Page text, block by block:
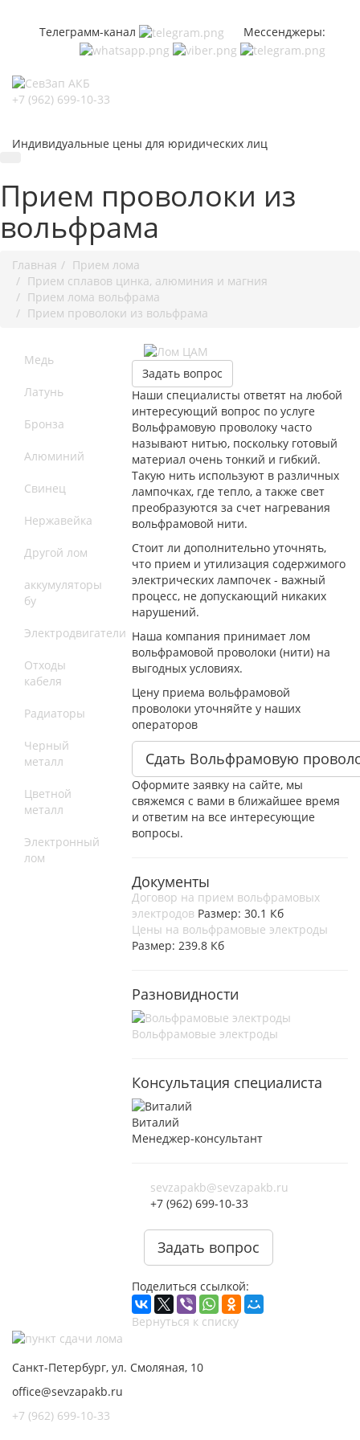
Телеграмм-канал Мессенджеры:
+7 (962) 699-10-33
Индивидуальные цены для юридических лиц
Прием проволоки из
вольфрама
Главная
Прием лома
Прием сплавов цинка, алюминия и магния
Прием лома вольфрама
Прием проволоки из вольфрама
Медь
Латунь
Бронза
Алюминий
Свинец
Нержавейка
Другой лом
аккумуляторы
бу
Электродвигатели
Отходы
кабеля
Радиаторы
Черный
металл
Цветной
металл
Электронный
лом
Задать вопрос
Наши специалисты ответят на любой
интересующий вопрос по услуге
Вольфрамовую проволоку часто
называют нитью, поскольку готовый
материал очень тонкий и гибкий.
Такую нить используют в различных
лампочках, где тепло, а также свет
преобразуются за счет нагревания
вольфрамовой нити.
Стоит ли дополнительно уточнять,
что прием и утилизация содержимого
электрических лампочек - важный
процесс, не допускающий никаких
нарушений.
Наша компания принимает лом
вольфрамовой проволоки (нити) на
выгодных условиях.
Цену приема вольфрамовой
проволоки уточняйте у наших
операторов
Сдать Вольфрамовую
Оформите заявку на сайте, мы
свяжемся с вами в ближайшее время
и ответим на все интересующие
вопросы.
Документы
Договор на прием вольфрамовых
электродов Размер: 30.1 Кб
Цены на вольфрамовые электроды
Размер: 239.8 Кб
Разновидности
Вольфрамовые электроды
Консультация специалиста
Виталий
Менеджер-консультант
sevzapakb@sevzapakb.ru
+7 (962) 699-10-33
Задать вопрос
Поделиться ссылкой:
Вернуться к списку
Санкт-Петербург, ул. Смоляная, 10
office@sevzapakb.ru
+7 (962) 699-10-33